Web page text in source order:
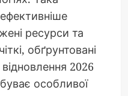
ресурси та
обґрунтовані
2026
особливої